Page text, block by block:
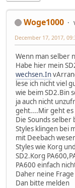
Woge1000
December 17, 2017,
Wenn man selber
Habe hier mein
wechsen.In
lese ich nicht viel
wie beim SD2.Bin
ja auch nicht
geht....Mir geht
Die Sounds selber
Styles klingen bei
mit Deebach
Styles wie Korg
SD2.Korg
PA600 einfach
Daher neine
Dan bitte melden